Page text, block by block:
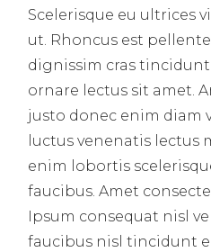
Scelerisque eu ultrices
ut. Rhoncus est
dignissim cras
ornare lectus sit amet.
justo donec enim diam
luctus venenatis lectus
enim lobortis
faucibus. Amet
Ipsum consequat nisl
faucibus nisl tincidunt